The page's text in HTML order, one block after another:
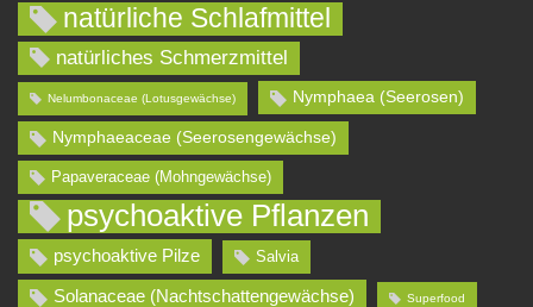
natürliche Schlafmittel
natürliches Schmerzmittel
Nelumbonaceae (Lotusgewächse) Nymphaea (Seerosen)
Nymphaeaceae (Seerosengewächse)
Papaveraceae (Mohngewächse)
psychoaktive Pflanzen
psychoaktive Pilze Salvia
Solanaceae (Nachtschattengewächse) Superfood